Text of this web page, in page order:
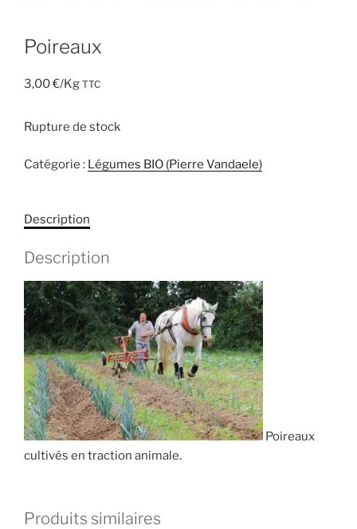
Poireaux
3,00€/Kg TTC
Rupture de stock
Catégorie : Légumes BIO (Pierre Vandaele)
Description
Description
Poireaux
cultivés en traction animale.
Produits similaires